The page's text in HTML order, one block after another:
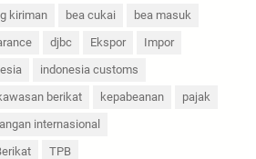
kiriman bea cukai
bea masuk
djbc Ekspor
Impor
indonesia customs
berikat kepabeanan
pajak
internasional
TPB